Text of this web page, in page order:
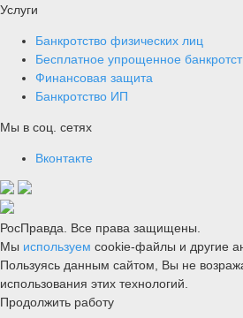
Услуги
Банкротство физических лиц
Бесплатное упрощенное
Финансовая защита
Банкротство ИП
Мы в соц. сетях
Вконтакте
РосПравда. Все права защищены.
Мы используем cookie-файлы и другие
Пользуясь данным сайтом, Вы не
использования этих технологий.
Продолжить работу